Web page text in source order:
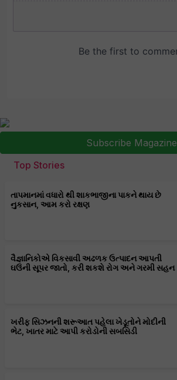
Subscribe Magazine
Top Stories
તાપમાનમાં વધારો થી શાકભાજીના પાકને થાય છે
નુકસાન, આમ કરો રક્ષણ
વૈજ્ઞાનિકોએ વિકસાવી અઢળક ઉત્પાદન આપતી
ઘઉંની સૂપર જાતો, કરી શકશે રોગ અને ગરમી સહન
ખરીફ સિઝનની શરૂઆત પહેલા ખેડૂતોને મોદીની
ભેટ, ખાતર માટે આપી કરોડોની સબસિડી